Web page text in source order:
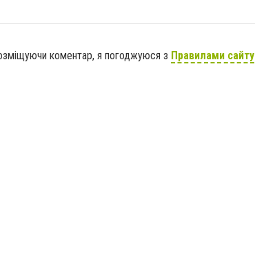
коментар, я погоджуюся з Правилами сайту